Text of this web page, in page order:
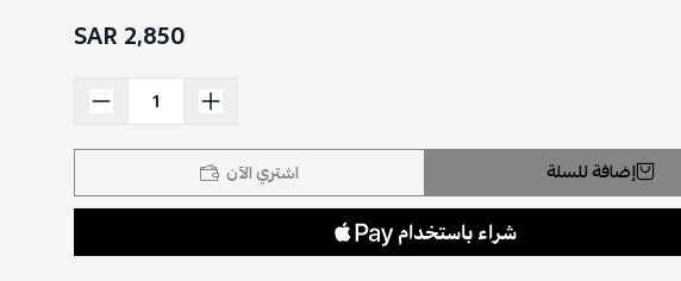
2,850 SAR
إضافة للسلة اشتري الآن